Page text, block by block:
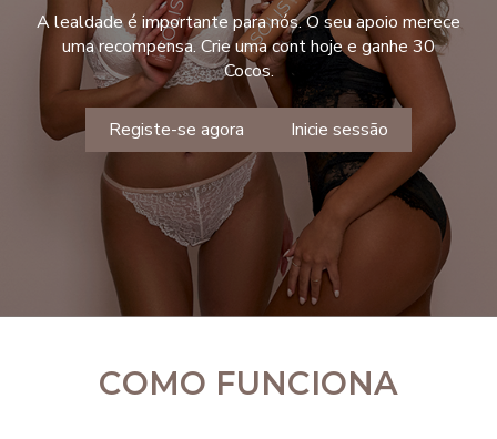
A lealdade é importante para nós. O seu apoio merece
uma recompensa. Crie uma cont hoje e ganhe 30
Cocos.
Registe-se agora Inicie sessão
COMO FUNCIONA